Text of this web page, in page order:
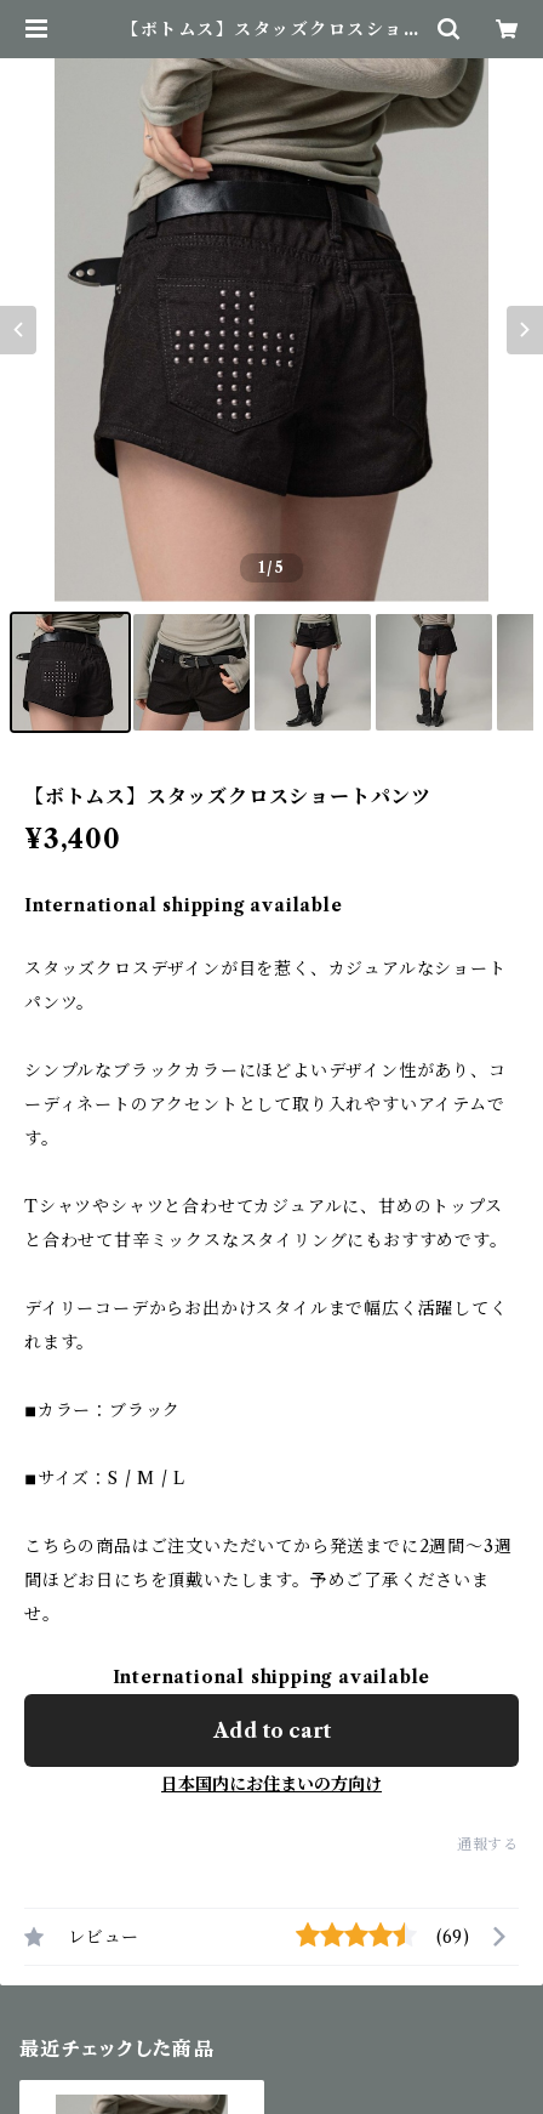
【ボトムス】スタッズクロスショー
1/5
【ボトムス】スタッズクロスショートパンツ
¥3,400
International shipping available
スタッズクロスデザインが目を惹く、カジュアルなショート
パンツ。
シンプルなブラックカラーにほどよいデザイン性があり、コ
ーディネートのアクセントとして取り入れやすいアイテムで
す。
Tシャツやシャツと合わせてカジュアルに、甘めのトップス
と合わせて甘辛ミックスなスタイリングにもおすすめです。
デイリーコーデからお出かけスタイルまで幅広く活躍してく
れます。
◾︎カラー：ブラック
◾︎サイズ：S / M / L
こちらの商品はご注文いただいてから発送までに2週間〜3週
間ほどお日にちを頂戴いたします。予めご了承くださいま
せ。
International shipping available
Add to cart
日本国内にお住まいの方向け
通報する
レビュー (69)
最近チェックした商品